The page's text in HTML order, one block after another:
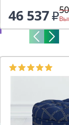
46 537